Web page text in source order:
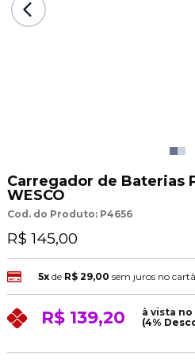
Carregador de Baterias
WESCO
Cod. do Produto: P4656
R$ 145,00
5xde R$ 29,00 sem juros no
R$ 139,20
à vista no
(4%